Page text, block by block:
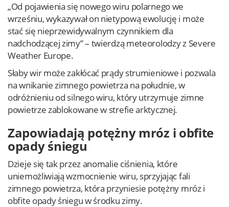
„Od pojawienia się nowego wiru polarnego we
wrześniu, wykazywał on nietypową ewolucję i może
stać się nieprzewidywalnym czynnikiem dla
nadchodzącej zimy” – twierdzą meteorolodzy z Severe
Weather Europe.
Słaby wir może zakłócać prądy strumieniowe i pozwala
na wnikanie zimnego powietrza na południe, w
odróżnieniu od silnego wiru, który utrzymuje zimne
powietrze zablokowane w strefie arktycznej.
Zapowiadają potężny mróz i obfite
opady śniegu
Dzieje się tak przez anomalie ciśnienia, które
uniemożliwiają wzmocnienie wiru, sprzyjając fali
zimnego powietrza, która przyniesie potężny mróz i
obfite opady śniegu w środku zimy.